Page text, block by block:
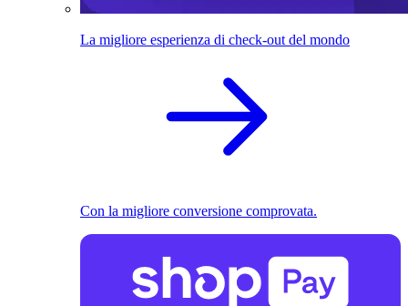
La migliore esperienza di check-out del mondo
Con la migliore conversione comprovata.